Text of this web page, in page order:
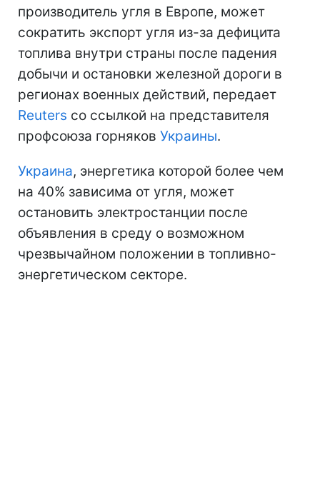
производитель угля в Европе, может
сократить экспорт угля из-за дефицита
топлива внутри страны после падения
добычи и остановки железной дороги в
регионах военных действий, передает
Reuters со ссылкой на представителя
профсоюза горняков Украины.
Украина, энергетика которой более чем
на 40% зависима от угля, может
остановить электростанции после
объявления в среду о возможном
чрезвычайном положении в топливно-
энергетическом секторе.